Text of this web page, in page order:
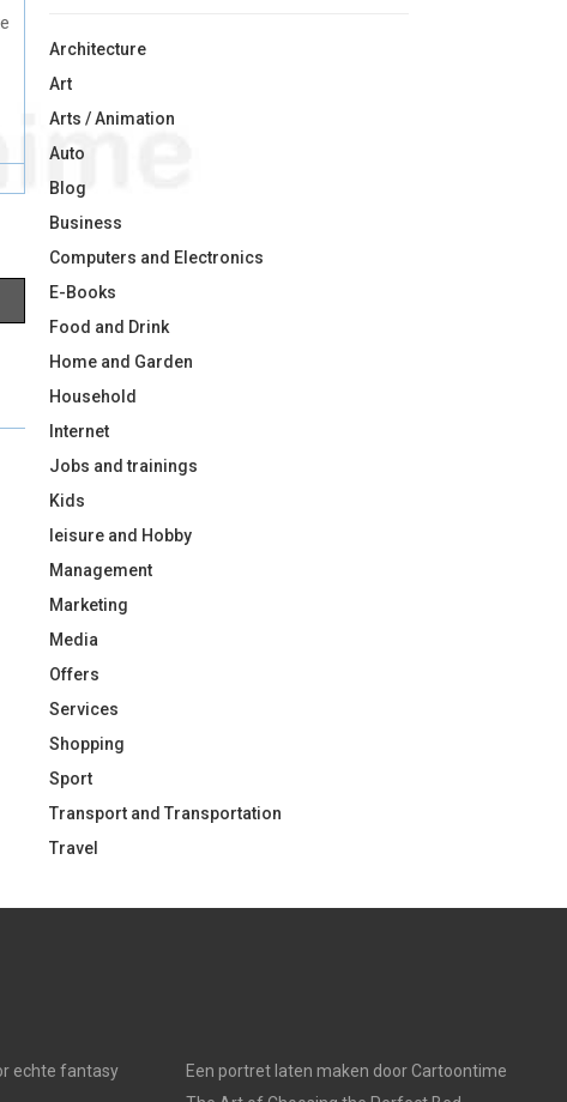
Architecture
Art
Arts / Animation
Auto
Blog
Business
Computers and Electronics
E-Books
Food and Drink
Home and Garden
Household
Internet
Jobs and trainings
Kids
leisure and Hobby
Management
Marketing
Media
Offers
Services
Shopping
Sport
Transport and Transportation
Travel
echte fantasy
Een portret laten maken door Cartoontime